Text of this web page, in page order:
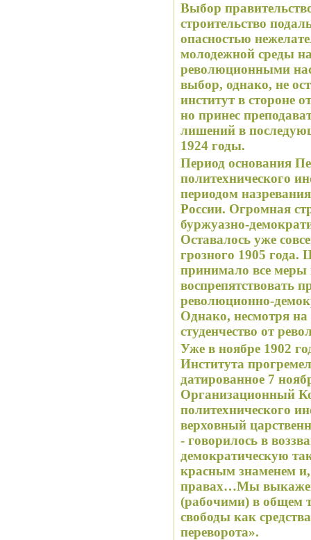
Выбор
строительство
опасностью
молодежной среды
революционными
выбор, однако, не
институт в стороне
но принес
лишений в
1924 годы.
Период основания
политехнического
периодом
России. Огромная
буржуазно-
Оставалось уже
грозного 1905 года.
принимало все меры
воспрепятствовать
революционно-
Однако, несмотря на
студенчество от
Уже в ноябре 1902
Института
датированное 7
Организационный
политехнического
верховный
- говорилось в
демократическую
красным знаменем
правах…Мы
(рабочими) в общем
свободы как
переворота».